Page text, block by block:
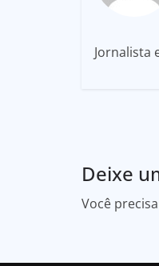
Jornalista
Deixe
Você